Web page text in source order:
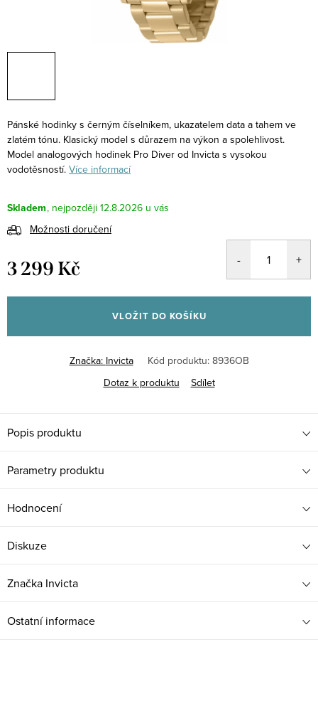
Pánské hodinky s černým číselníkem, ukazatelem data a tahem ve
zlatém tónu. Klasický model s důrazem na výkon a spolehlivost.
Model analogových hodinek Pro Diver od Invicta s vysokou
vodotěsností. Více informací
Skladem
12.8.2026
Možnosti doručení
3 299 Kč
cena:
VLOŽIT DO KOŠÍKU
Značka: Invicta Kód produktu: 8936OB
Dotaz k produktu
Sdílet
Popis produktu
Parametry produktu
Hodnocení
Diskuze
Značka Invicta
Ostatní informace